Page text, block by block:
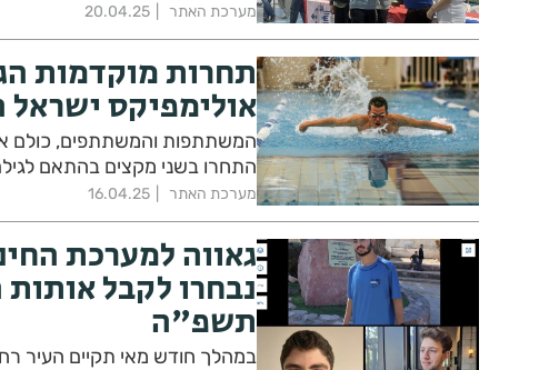
מערכת האתר 20.04.25
תחרות מוקדמות
אולימפיקס
המשתתפות והמשתתפים, כולם
התחרו בשני מקצים בהתאם
מערכת האתר 16.04.25
נבחרו לקבל
תשפ"ה
במהלך חודש מאי תקיים העיר